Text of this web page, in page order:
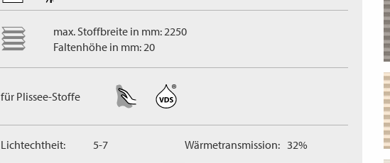
max. Stoffbreite in mm: 2250
Faltenhöhe in mm: 20
für Plissee-Stoffe
Lichtechtheit: 5-7 Wärmetransmission: 32%